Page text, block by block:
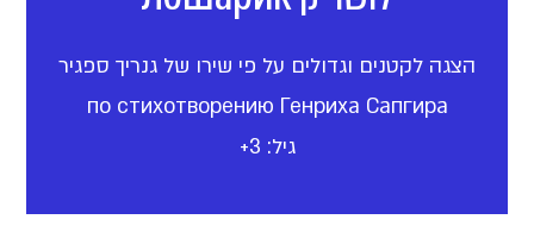
הצגה לקטנים וגדולים על פי שירו של גנריך ספגיר
по стихотворению Генриха Сапгира
גיל: 3+